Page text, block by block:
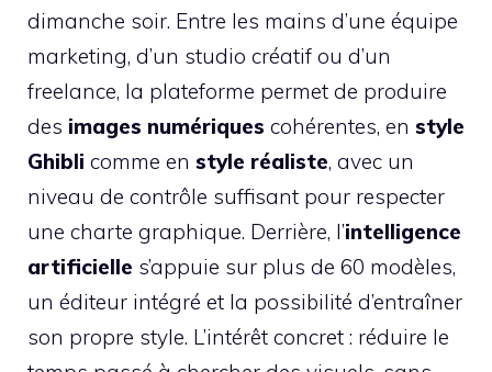
dimanche soir. Entre les mains d’une équipe
marketing, d’un studio créatif ou d’un
freelance, la plateforme permet de produire
des images numériques cohérentes, en style
Ghibli comme en style réaliste, avec un
niveau de contrôle suffisant pour respecter
une charte graphique. Derrière, l’intelligence
artificielle s’appuie sur plus de 60 modèles,
un éditeur intégré et la possibilité d’entraîner
son propre style. L’intérêt concret : réduire le